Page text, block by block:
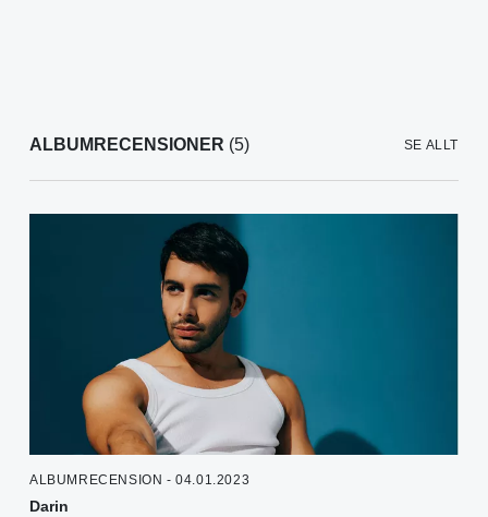
ALBUMRECENSIONER (5) SE ALLT
ALBUMRECENSION - 04.01.2023
Darin